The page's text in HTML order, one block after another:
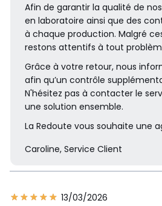
Afin de garantir la qualité de
en laboratoire ainsi que des
à chaque production. Malgré
restons attentifs à tout
Grâce à votre retour, nous
afin qu’un contrôle
N'hésitez pas à contacter le
une solution ensemble.
La Redoute vous souhaite une
Caroline, Service Client
13/03/2026